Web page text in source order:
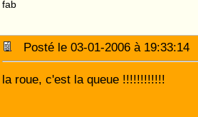
fab
Posté le 03-01-2006 à
la roue, c'est la queue !!!!!!!!!!!!